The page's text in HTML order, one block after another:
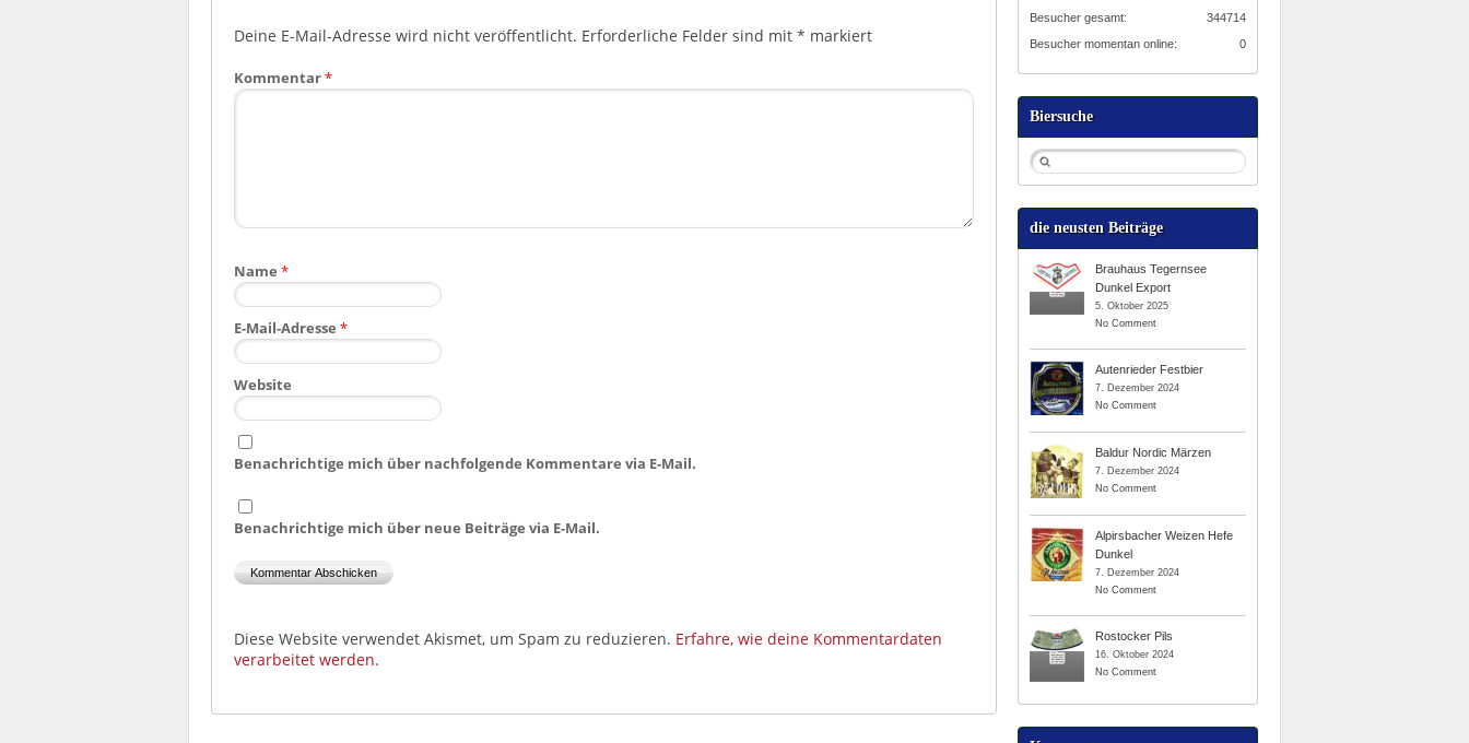
Deine E-Mail-Adresse wird nicht veröffentlicht. Erforderliche Felder sind mit * markiert
Kommentar*
Name *
E-Mail-Adresse *
Website
Benachrichtige mich über nachfolgende Kommentare via E-Mail.
Benachrichtige mich über neue Beiträge via E-Mail.
Diese Website verwendet Akismet, um Spam zu reduzieren. Erfahre, wie deine Kommentardaten
verarbeitet werden.
344714
Besucher gesamt:
0
Besucher momentan online:
Biersuche
die neusten Beiträge
Brauhaus Tegernsee
Dunkel Export
5. Oktober 2025
No Comment
Autenrieder Festbier
7. Dezember 2024
No Comment
Baldur Nordic Märzen
7. Dezember 2024
No Comment
Alpirsbacher Weizen Hefe
Dunkel
7. Dezember 2024
No Comment
Rostocker Pils
16. Oktober 2024
No Comment